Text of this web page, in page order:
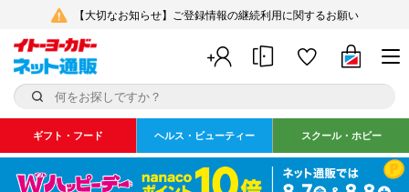
【大切なお知らせ】ご登録情報の継続利用に関するお願い
ギフト・フード ヘルス・ビューティー スクール・ホビー